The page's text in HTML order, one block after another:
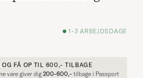
1-3 ARBEJDSDAGE
FÅ OP TIL 600,- TILBAGE
vare giver dig200-600,- tilbage i Passport